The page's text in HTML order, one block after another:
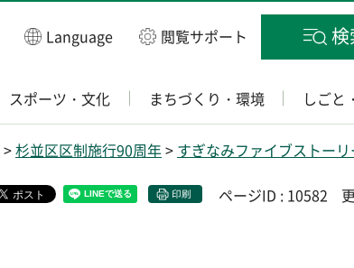
Language 閲覧サポート
スポーツ・文化 まちづくり・環境 しごと
>杉並区区制施行90周年> すぎなみファイブストーリ
印刷 ページID : 10582